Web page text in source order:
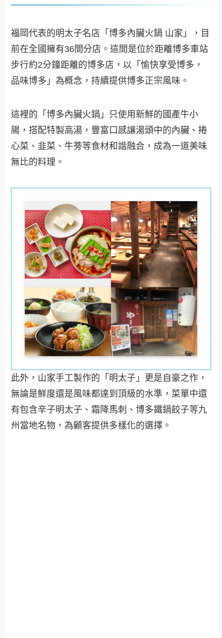
福岡代表的明太子名店「博多內臟火鍋 山家」，目
前在全國擁有36間分店。這間是位於距離博多車站
步行約2分鐘距離的博多店，以「愉快享受博多，
品味博多」為概念，持續提供博多正宗風味。
這裡的「博多內臟火鍋」只使用新鮮的國產牛小
腸，搭配特製高湯，豐富口感讓湯頭中的內臟、捲
心菜、韭菜、牛蒡等食材和諧融合，成為一道美味
無比的料理。
此外，山家手工製作的「明太子」更是自豪之作，
無論是鮮度還是風味都達到頂級的水準，菜單中還
有包含辛子明太子、霜降馬刺、博多鐵鍋餃子等九
州當地名物，為顧客提供多樣化的選擇。